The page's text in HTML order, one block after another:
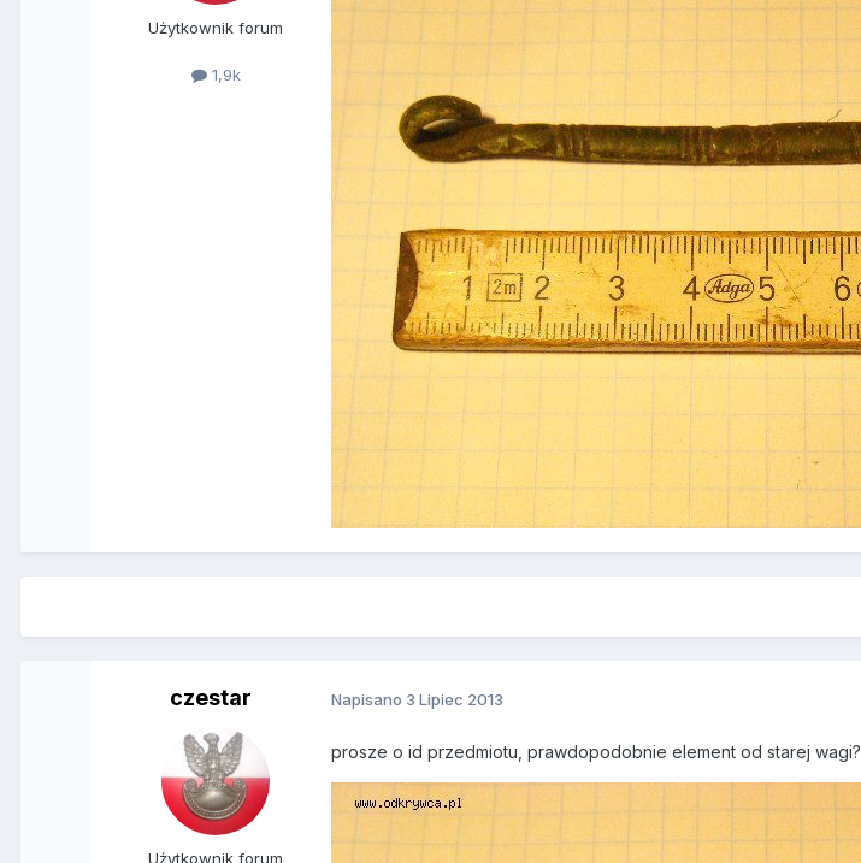
Użytkownik forum
1,9k
czestar
Użytkownik forum
Napisano 3 Lipiec 2013
prosze o id przedmiotu, prawdopodobnie element od starej wagi?